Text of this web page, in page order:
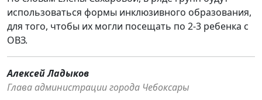
использоваться формы инклюзивного образования,
для того, чтобы их могли посещать по 2-3 ребенка с
ОВЗ.
Алексей Ладыков
Глава администрации города Чебоксары